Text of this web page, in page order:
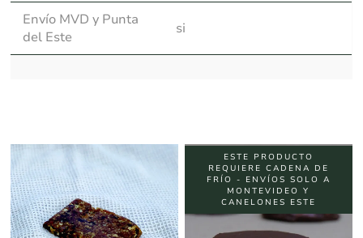
Envío MVD y Punta
del Este
si
ESTE PRODUCTO
REQUIERE CADENA DE
FRÍO - ENVÍOS SOLO A
MONTEVIDEO Y
CANELONES ESTE